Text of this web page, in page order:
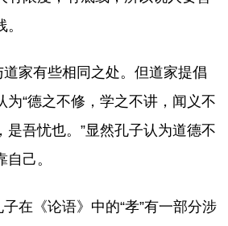
道家有些相同之处。但道家提倡
为“德之不修，学之不讲，闻义不
是吾忧也。”显然孔子认为道德不
己。
子在《论语》中的“孝”有一部分涉